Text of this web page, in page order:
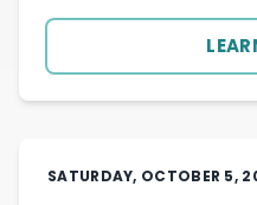
SATURDAY, OCTOBER 5,